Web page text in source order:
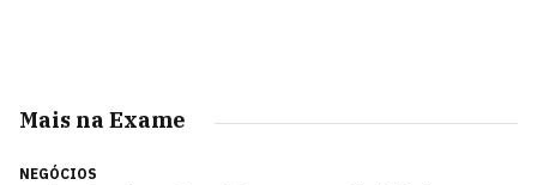
Mais na Exame
NEGÓCIOS